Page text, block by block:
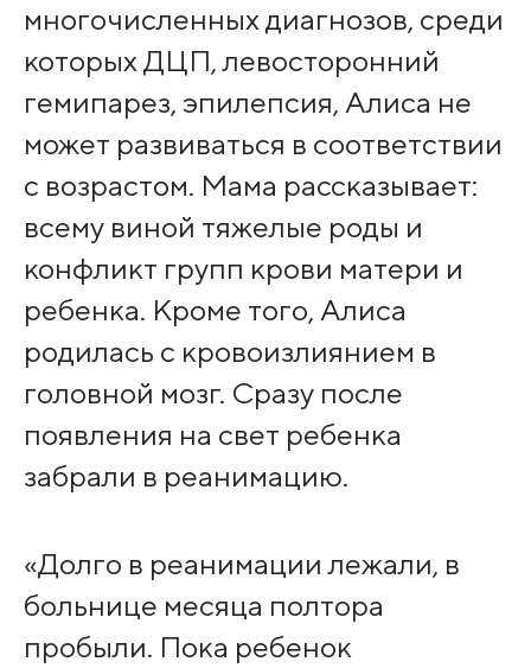
многочисленных диагнозов, среди
которых ДЦП, левосторонний
гемипарез, эпилепсия, Алиса не
может развиваться в соответствии
с возрастом. Мама рассказывает:
всему виной тяжелые роды и
конфликт групп крови матери и
ребенка. Кроме того, Алиса
родилась с кровоизлиянием в
головной мозг. Сразу после
появления на свет ребенка
забрали в реанимацию.
«Долго в реанимации лежали, в
больнице месяца полтора
пробыли. Пока ребенок